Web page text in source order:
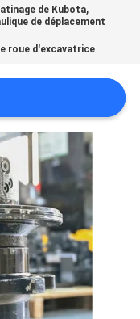
de Kubota,
de déplacement
roue d'excavatrice